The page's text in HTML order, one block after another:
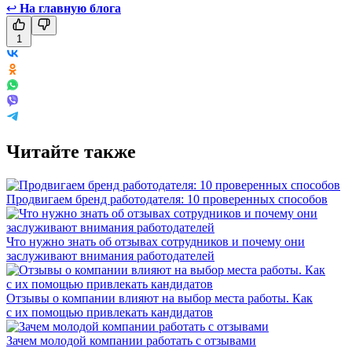
↩ На главную блога
1
Читайте также
Продвигаем бренд работодателя: 10 проверенных способов
Что нужно знать об отзывах сотрудников и почему они
заслуживают внимания работодателей
Отзывы о компании влияют на выбор места работы. Как
с их помощью привлекать кандидатов
Зачем молодой компании работать с отзывами